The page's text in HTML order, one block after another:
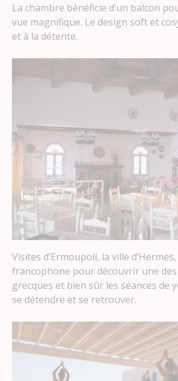
La chambre bénéficie d’un balcon
vue magnifique. Le design soft et
et à la détente.
Visites d’Ermoupoli, la ville
francophone pour découvrir une
grecques et bien sûr les séances de
se détendre et se retrouver.